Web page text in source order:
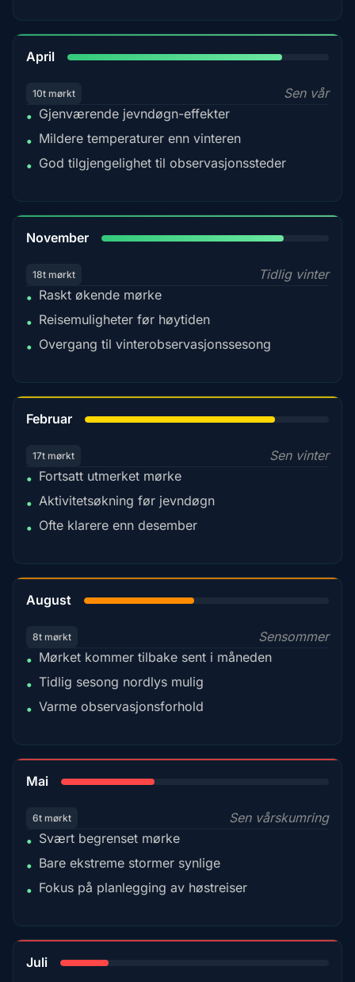
April
10t mørkt
Sen vår
• Gjenværende jevndøgn-effekter
• Mildere temperaturer enn vinteren
• God tilgjengelighet til observasjonssteder
November
18t mørkt
Tidlig vinter
• Raskt økende mørke
• Reisemuligheter før høytiden
• Overgang til vinterobservasjonssesong
Februar
17t mørkt
Sen vinter
• Fortsatt utmerket mørke
• Aktivitetsøkning før jevndøgn
• Ofte klarere enn desember
August
8t mørkt
Sensommer
• Mørket kommer tilbake sent i måneden
• Tidlig sesong nordlys mulig
• Varme observasjonsforhold
Mai
6t mørkt
Sen vårskumring
• Svært begrenset mørke
• Bare ekstreme stormer synlige
• Fokus på planlegging av høstreiser
Juli